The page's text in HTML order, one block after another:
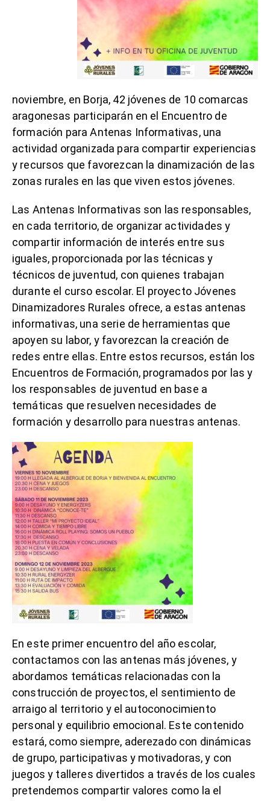
noviembre, en Borja, 42 jóvenes de 10 comarcas
aragonesas participarán en el Encuentro de
formación para Antenas Informativas, una
actividad organizada para compartir experiencias
y recursos que favorezcan la dinamización de las
zonas rurales en las que viven estos jóvenes.
Las Antenas Informativas son las responsables,
en cada territorio, de organizar actividades y
compartir información de interés entre sus
iguales, proporcionada por las técnicas y
técnicos de juventud, con quienes trabajan
durante el curso escolar. El proyecto Jóvenes
Dinamizadores Rurales ofrece, a estas antenas
informativas, una serie de herramientas que
apoyen su labor, y favorezcan la creación de
redes entre ellas. Entre estos recursos, están los
Encuentros de Formación, programados por las y
los responsables de juventud en base a
temáticas que resuelven necesidades de
formación y desarrollo para nuestras antenas.
En este primer encuentro del año escolar,
contactamos con las antenas más jóvenes, y
abordamos temáticas relacionadas con la
construcción de proyectos, el sentimiento de
arraigo al territorio y el autoconocimiento
personal y equilibrio emocional. Este contenido
estará, como siempre, aderezado con dinámicas
de grupo, participativas y motivadoras, y con
juegos y talleres divertidos a través de los cuales
pretendemos compartir valores como la el